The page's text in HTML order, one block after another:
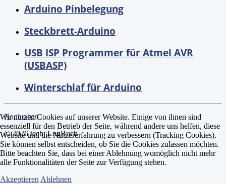
Arduino Pinbelegung
Steckbrett-Arduino
USB ISP Programmer für Atmel AVR
(USBASP)
Winterschlaf für Arduino
Nach oben
© 2026 tech_LogBuch
Wir nutzen Cookies auf unserer Website. Einige von ihnen sind
essenziell für den Betrieb der Seite, während andere uns helfen, diese
Website und die Nutzererfahrung zu verbessern (Tracking Cookies).
Sie können selbst entscheiden, ob Sie die Cookies zulassen möchten.
Bitte beachten Sie, dass bei einer Ablehnung womöglich nicht mehr
alle Funktionalitäten der Seite zur Verfügung stehen.
Akzeptieren Ablehnen